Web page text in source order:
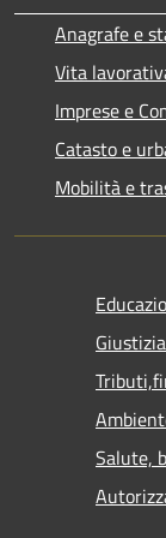
Anagrafe e
Vita
Imprese e
Catasto e
Mobilità e
Salute,